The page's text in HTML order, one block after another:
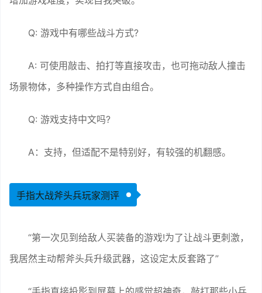
Q: 游戏中有哪些战斗方式?
A: 可使用敲击、拍打等直接攻击，也可拖动敌人撞击
场景物体，多种操作方式自由组合。
Q: 游戏支持中文吗?
A：支持，但适配不是特别好，有较强的机翻感。
手指大战斧头兵玩家测评
“第一次见到给敌人买装备的游戏!为了让战斗更刺激，
我居然主动帮斧头兵升级武器，这设定太反套路了”